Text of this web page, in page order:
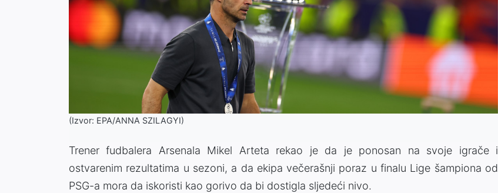
(Izvor: EPA/ANNA SZILAGYI)
Trener fudbalera Arsenala Mikel Arteta rekao je da je ponosan na svoje igrače i
ostvarenim rezultatima u sezoni, a da ekipa večerašnji poraz u finalu Lige šampiona od
PSG-a mora da iskoristi kao gorivo da bi dostigla sljedeći nivo.